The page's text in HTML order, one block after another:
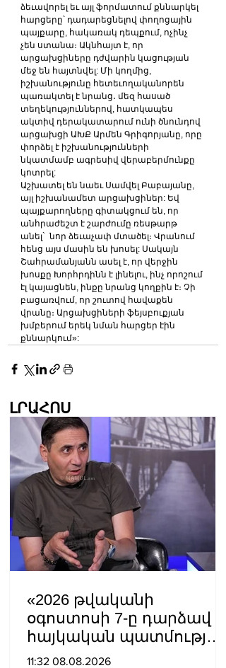
ձեւավորել եւ այլ ֆորմատում քննարկել
հարցերը՝ դադարեցնելով փողոցային
պայքարը, հակառակ դեպքում, ոչինչ
չեն ստանա։ Ակնհայտ է, որ
արցախցիները դժվարին կացության
մեջ են հայտնվել: Մի կողմից,
իշխանությունը հետեւողականորեն
պառակտել է նրանց․ մեզ հասած
տեղեկություններով, հատկապես
ակտիվ դերակատարում ունի ծնունդով
արցախցի ԱԽՔ Արմեն Գրիգորյանը, որը
փորձել է իշխանությունների
նկատմամբ ագրեսիվ վերաբերմունքը
կոտրել:
Աշխատել են նաեւ Սամվել Բաբայանը,
այլ իշխանամետ արցախցիներ: Եվ
պայքարողները գիտակցում են, որ
անհրաժեշտ է շարժումը ռեսթարթ
անել`  նոր ձեւաչափ մտածել։ Վրանում
հենց այս մասին են խոսել: Սակայն
Շահրամանյանն ասել է, որ վերջին
խոսքը Խորհրդինն է լինելու, ինչ որոշում
էլ կայացնեն, ինքը նրանց կողքին է։ Չի
բացառվում, որ շուտով հավաքեն
վրանը։ Արցախցիների ֆեյսբուքյան
խմբերում երեկ նման հարցեր էին
քննարկում»:
ԼՐԱՀՈՍ
«2026 թվականի
օգոստոսի 7-ը դարձավ
հայկական պատմության
ամենախայտառակ
11:32 08.08.2026